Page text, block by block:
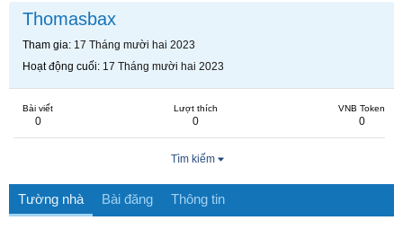
Thomasbax
Tham gia 17 Tháng mười hai 2023
Hoạt động cuối 17 Tháng mười hai 2023
Bài viết
0
Lượt thích
0
VNB Token
0
Tìm kiếm
Tường nhà Bài đăng Thông tin